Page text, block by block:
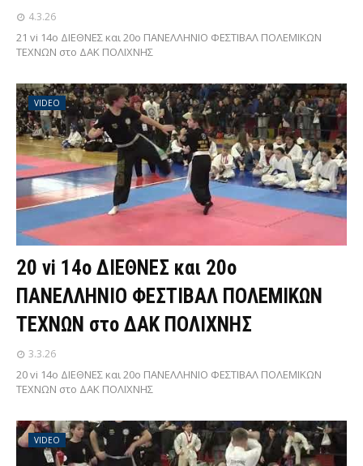
4.3.26
21 vi 14ο ΔΙΕΘΝΕΣ και 20ο ΠΑΝΕΛΛΗΝΙΟ ΦΕΣΤΙΒΑΛ ΠΟΛΕΜΙΚΩΝ
ΤΕΧΝΩΝ στο ΔΑΚ ΠΟΛΙΧΝΗΣ
VIDEO
20 vi 14ο ΔΙΕΘΝΕΣ και 20ο
ΠΑΝΕΛΛΗΝΙΟ ΦΕΣΤΙΒΑΛ ΠΟΛΕΜΙΚΩΝ
ΤΕΧΝΩΝ στο ΔΑΚ ΠΟΛΙΧΝΗΣ
3.3.26
20 vi 14ο ΔΙΕΘΝΕΣ και 20ο ΠΑΝΕΛΛΗΝΙΟ ΦΕΣΤΙΒΑΛ ΠΟΛΕΜΙΚΩΝ
ΤΕΧΝΩΝ στο ΔΑΚ ΠΟΛΙΧΝΗΣ
VIDEO